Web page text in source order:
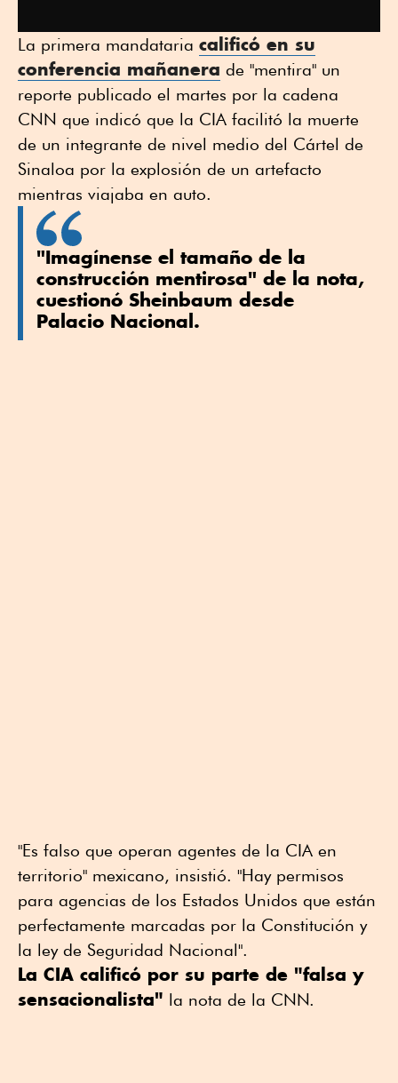
La primera mandataria calificó en su
conferencia mañanera de "mentira" un
reporte publicado el martes por la cadena
CNN que indicó que la CIA facilitó la muerte
de un integrante de nivel medio del Cártel de
Sinaloa por la explosión de un artefacto
mientras viajaba en auto.
"Imagínense el tamaño de la
construcción mentirosa" de la nota,
cuestionó Sheinbaum desde
Palacio Nacional.
"Es falso que operan agentes de la CIA en
territorio" mexicano, insistió. "Hay permisos
para agencias de los Estados Unidos que están
perfectamente marcadas por la Constitución y
la ley de Seguridad Nacional".
La CIA calificó por su parte de "falsa y
sensacionalista" la nota de la CNN.